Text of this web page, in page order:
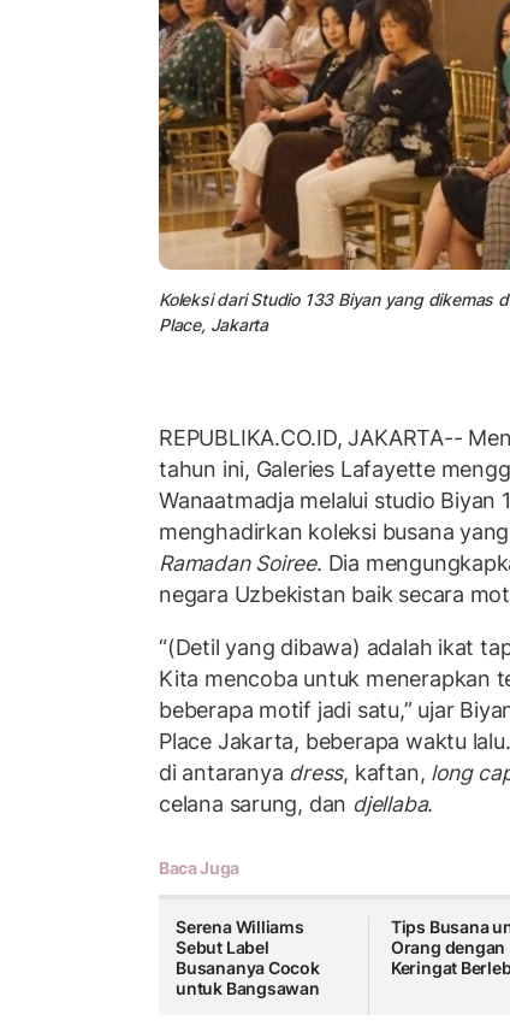
Koleksi dari Studio 133 Biyan yang dikemas
Place, Jakarta
REPUBLIKA.CO.ID, JAKARTA--
tahun ini, Galeries Lafayette
Wanaatmadja melalui studio Biyan
menghadirkan koleksi busana
Ramadan Soiree. Dia
negara Uzbekistan baik secara
“(Detil yang dibawa) adalah ikat
Kita mencoba untuk menerapkan
beberapa motif jadi satu,” ujar
Place Jakarta, beberapa waktu
di antaranya dress, kaftan, long
celana sarung, dan djellaba.
Baca Juga
Serena Williams
Sebut Label
Busananya Cocok
untuk Bangsawan
Tips Busana
Orang dengan
Keringat